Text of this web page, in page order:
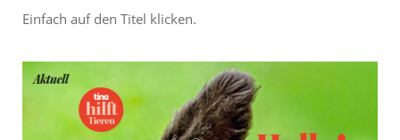
Einfach auf den Titel klicken.